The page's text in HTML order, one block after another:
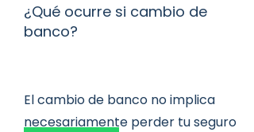
¿Qué ocurre si cambio de
banco?
El cambio de banco no implica
necesariamente perder tu seguro